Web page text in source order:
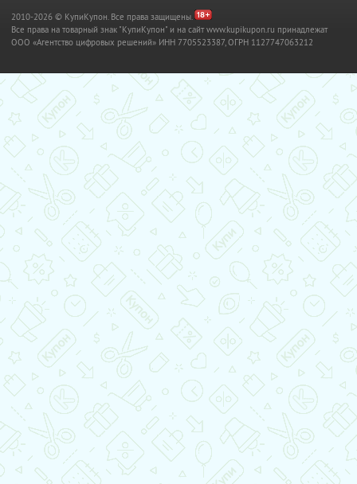
2010-2026 © КупиКупон. Все права защищены.
Все права на товарный знак "КупиКупон" и на сайт www.kupikupon.ru принадлежат
OOO «Агентство цифровых решений» ИНН 7705523387, ОГРН 1127747063212